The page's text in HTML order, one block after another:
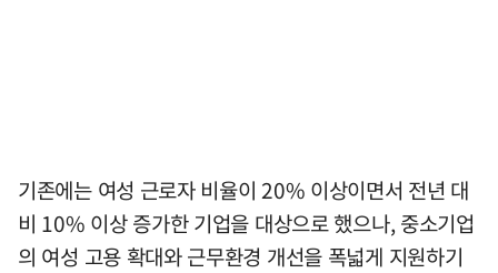
기존에는 여성 근로자 비율이 20% 이상이면서 전년 대
비 10% 이상 증가한 기업을 대상으로 했으나, 중소기업
의 여성 고용 확대와 근무환경 개선을 폭넓게 지원하기